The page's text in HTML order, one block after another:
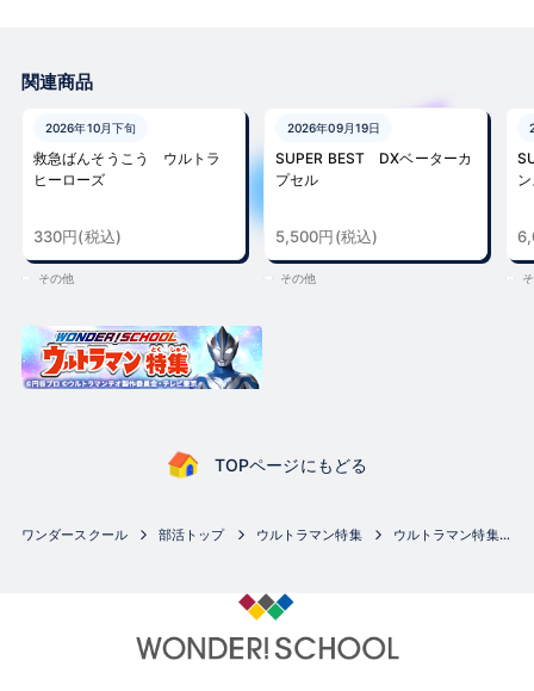
関連商品
2026年10月下旬
救急ばんそうこう ウルトラ
ヒーローズ
330円(税込)
その他
2026年09月19日
SUPER BEST DXベーターカ
プセル
5,500円(税込)
その他
TOPページにもどる
ワンダースクール 部活トップ ウルトラマン特集 ウルトラマン特集の最新商品一覧